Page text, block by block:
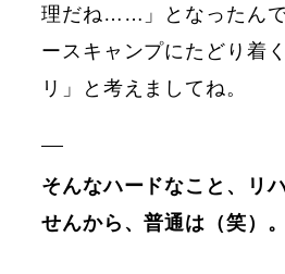
理だね……」となったん
ースキャンプにたどり着
リ」と考えましてね。
そんなハードなこと、リ
せんから、普通は（笑）。